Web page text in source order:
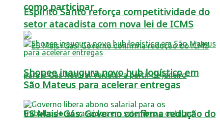
como participar
ES Mais+Gás: Governo confirma redução do
Espírito Santo reforça competitividade do
setor atacadista com nova lei de ICMS
Shopee inaugura novo hub logístico em
São Mateus para acelerar entregas